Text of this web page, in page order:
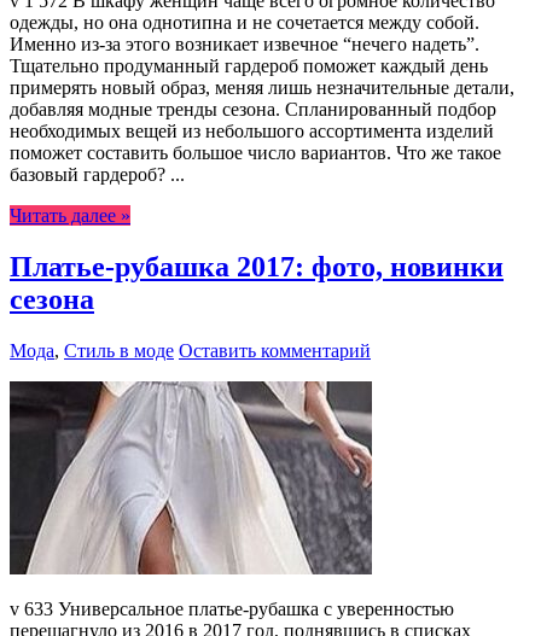
одежды, но она однотипна и не сочетается между собой.
Именно из-за этого возникает извечное “нечего надеть”.
Тщательно продуманный гардероб поможет каждый день
примерять новый образ, меняя лишь незначительные детали,
добавляя модные тренды сезона. Спланированный подбор
необходимых вещей из небольшого ассортимента изделий
поможет составить большое число вариантов. Что же такое
базовый гардероб? ...
Читать далее »
Платье-рубашка 2017: фото, новинки
сезона
Мода, Стиль в моде Оставить комментарий
v 633 Универсальное платье-рубашка с уверенностью
перешагнуло из 2016 в 2017 год, поднявшись в списках